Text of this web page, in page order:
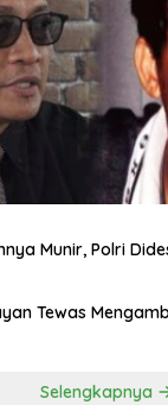
Munir, Polri
Tewas
Selengkapnya